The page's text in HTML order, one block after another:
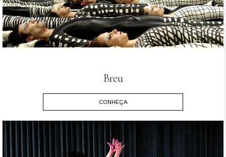
Breu
CONHEÇA